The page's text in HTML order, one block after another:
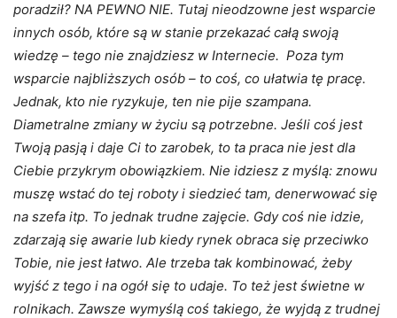
poradził? NA PEWNO NIE. Tutaj nieodzowne jest wsparcie
innych osób, które są w stanie przekazać całą swoją
wiedzę – tego nie znajdziesz w Internecie. Poza tym
wsparcie najbliższych osób – to coś, co ułatwia tę pracę.
Jednak, kto nie ryzykuje, ten nie pije szampana.
Diametralne zmiany w życiu są potrzebne. Jeśli coś jest
Twoją pasją i daje Ci to zarobek, to ta praca nie jest dla
Ciebie przykrym obowiązkiem. Nie idziesz z myślą: znowu
muszę wstać do tej roboty i siedzieć tam, denerwować się
na szefa itp. To jednak trudne zajęcie. Gdy coś nie idzie,
zdarzają się awarie lub kiedy rynek obraca się przeciwko
Tobie, nie jest łatwo. Ale trzeba tak kombinować, żeby
wyjść z tego i na ogół się to udaje. To też jest świetne w
rolnikach. Zawsze wymyślą coś takiego, że wyjdą z trudnej